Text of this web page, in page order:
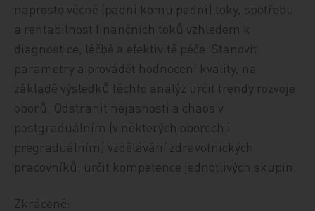
naprosto věcně (padni komu padni) toky, spotřebu
a rentabilnost finančních toků vzhledem k
diagnostice, léčbě a efektivitě péče. Stanovit
parametry a provádět hodnocení kvality, na
základě výsledků těchto analýz určit trendy rozvoje
oborů. Odstranit nejasnosti a chaos v
postgraduálním (v některých oborech i
pregraduálním) vzdělávání zdravotnických
pracovníků, určit kompetence jednotlivých skupin.
Zkráceně: